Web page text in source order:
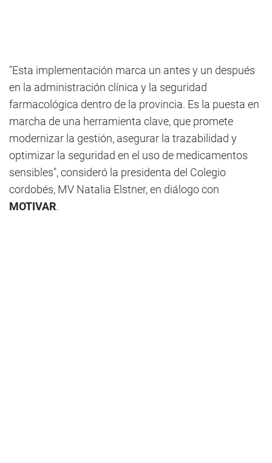
"Esta implementación marca un antes y un después
en la administración clínica y la seguridad
farmacológica dentro de la provincia. Es la puesta en
marcha de una herramienta clave, que promete
modernizar la gestión, asegurar la trazabilidad y
optimizar la seguridad en el uso de medicamentos
sensibles", consideró la presidenta del Colegio
cordobés, MV Natalia Elstner, en diálogo con
MOTIVAR.